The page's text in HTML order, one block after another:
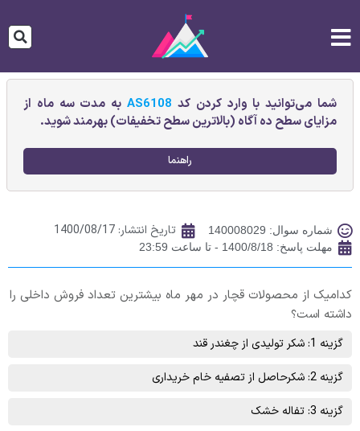
شما می‌توانید با وارد کردن کد AS6108به مدت سه ماه از
مزایای سطح ده آگاه (بالاترین سطح تخفیفات) بهرمند شوید.
راهنما
شماره سوال: 140008029 تاریخ انتشار: 1400/08/17
مهلت پاسخ: 1400/8/18 - تا ساعت 23:59
کدامیک از محصولات قچار در مهر ماه بیشترین تعداد فروش داخلی را
داشته است؟
گزینه 1: شکر توليدی از چغندر قند
گزینه 2: شکرحاصل از تصفيه خام خريداری
گزینه 3: تفاله خشک